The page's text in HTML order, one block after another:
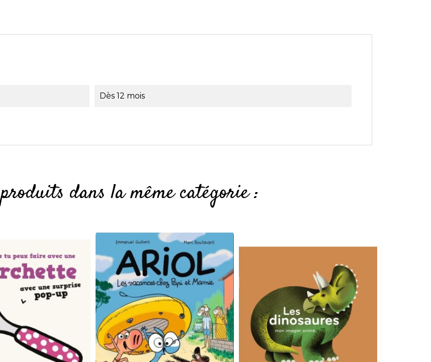
Dès 12 mois
dans la même catégorie :